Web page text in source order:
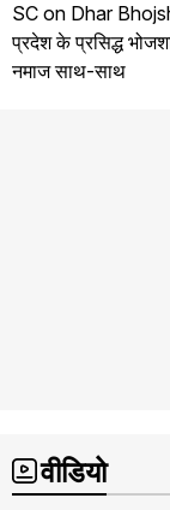
SC on Dhar
प्रदेश के प्रसिद्ध
नमाज साथ-साथ
वीडियो